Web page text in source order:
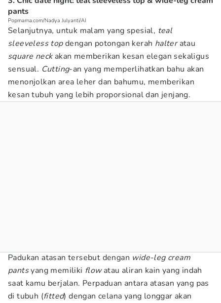
pants
Popmama.com/Nadya Julyanti/AI
Selanjutnya, untuk malam yang spesial, teal
sleeveless topdengan potongan kerah halteratau
square neckakan memberikan kesan elegan sekaligus
sensual. Cutting-an yang memperlihatkan bahu akan
menonjolkan area leher dan bahumu, memberikan
kesan tubuh yang lebih proporsional dan jenjang.
Padukan atasan tersebut dengan wide-leg cream
pantsyang memiliki flowatau aliran kain yang indah
saat kamu berjalan. Perpaduan antara atasan yang pas
di tubuh (fitted) dengan celana yang longgar akan